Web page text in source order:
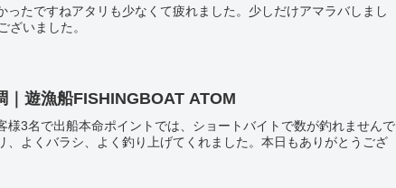
たですねアタリも少なくて疲れました。少しだけアマラバしまし
ざいました。
遊漁船FISHINGBOAT ATOM
様3名で出船本命ポイントでは、ショートバイトで数が釣れませんで
、よくバラシ、よく釣り上げてくれました。本日もありがとうござ